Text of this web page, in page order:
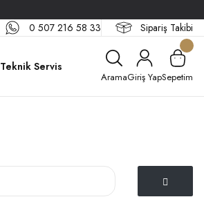
0 507 216 58 33 Sipariş Takibi
Teknik Servis
AramaGiriş YapSepetim